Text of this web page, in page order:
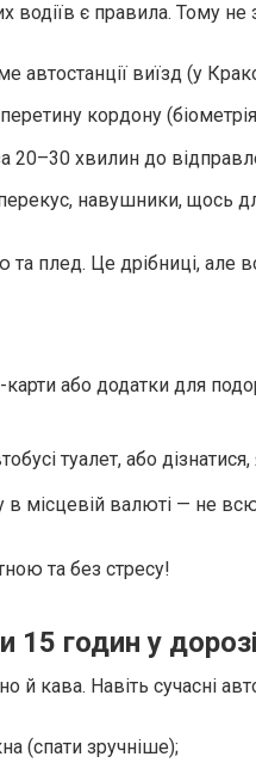
водіїв є правила. Тому не
автостанції виїзд (у
кордону
20–30 хвилин до
навушники, щось
плед. Це дрібниці, але
або додатки для
туалет, або
в місцевій валюті — не
та без стресу!
15 годин у
й кава. Навіть сучасні
(спати зручніше);